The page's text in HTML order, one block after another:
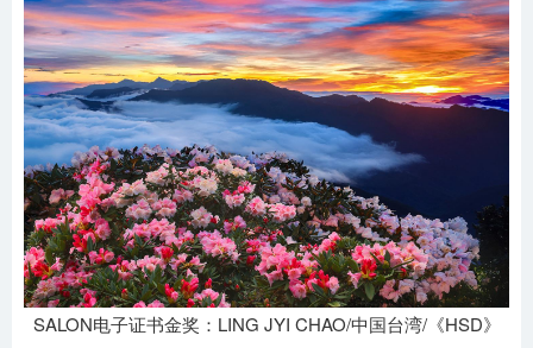
SALON电子证书金奖：LING JYI CHAO/中国台湾/《HSD》